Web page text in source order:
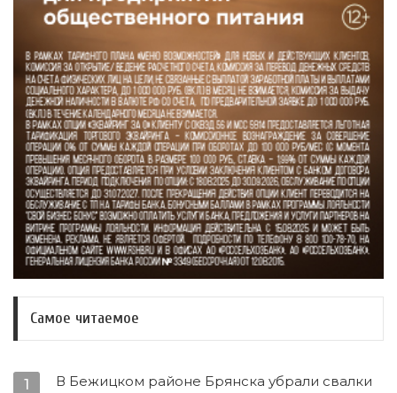
Самое читаемое
1
В Бежицком районе Брянска убрали свалки